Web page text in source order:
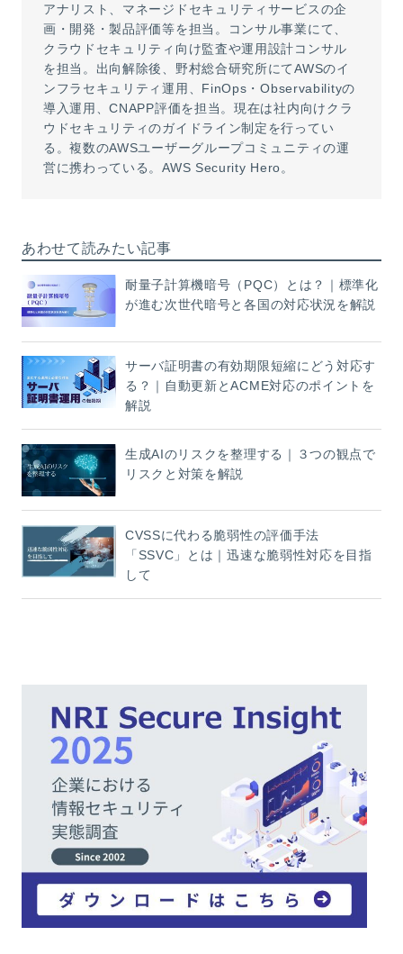
アナリスト、マネージドセキュリティサービスの企
画・開発・製品評価等を担当。コンサル事業にて、
クラウドセキュリティ向け監査や運用設計コンサル
を担当。出向解除後、野村総合研究所にてAWSのイ
ンフラセキュリティ運用、FinOps・Observabilityの
導入運用、CNAPP評価を担当。現在は社内向けクラ
ウドセキュリティのガイドライン制定を行ってい
る。複数のAWSユーザーグループコミュニティの運
営に携わっている。AWS Security Hero。
あわせて読みたい記事
耐量子計算機暗号（PQC）とは？｜標準化
が進む次世代暗号と各国の対応状況を解説
サーバ証明書の有効期限短縮にどう対応す
る？｜自動更新とACME対応のポイントを
解説
生成AIのリスクを整理する｜３つの観点で
リスクと対策を解説
CVSSに代わる脆弱性の評価手法
「SSVC」とは｜迅速な脆弱性対応を目指
して